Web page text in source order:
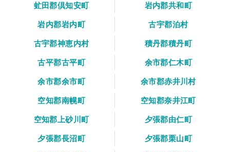
虻田郡倶知安町
岩内郡共和町
岩内郡岩内町
古宇郡泊村
古宇郡神恵内村
積丹郡積丹町
古平郡古平町
余市郡仁木町
余市郡余市町
余市郡赤井川村
空知郡南幌町
空知郡奈井江町
空知郡上砂川町
夕張郡由仁町
夕張郡長沼町
夕張郡栗山町